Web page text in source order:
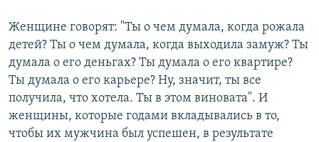
Женщине говорят: "Ты о чем думала, когда рожала
детей? Ты о чем думала, когда выходила замуж? Ты
думала о его деньгах? Ты думала о его квартире?
Ты думала о его карьере? Ну, значит, ты все
получила, что хотела. Ты в этом виновата". И
женщины, которые годами вкладывались в то,
чтобы их мужчина был успешен, в результате